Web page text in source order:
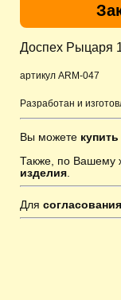
Доспех Рыцаря
артикул ARM-047
Разработан и
Вы можете
Также, по Вашему
изделия
Для